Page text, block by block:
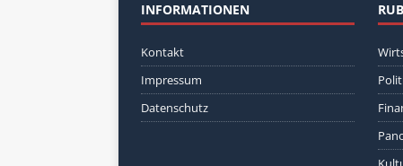
INFORMATIONEN
Kontakt
Impressum
Datenschutz